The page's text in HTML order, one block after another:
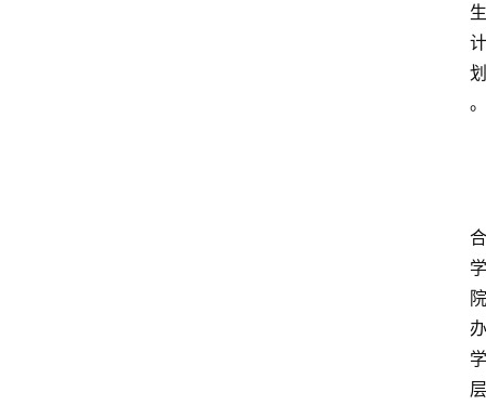
生
计
划
。
合
学
院
办
学
层